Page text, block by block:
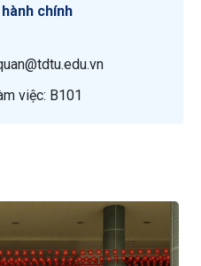
chính
việc: B101